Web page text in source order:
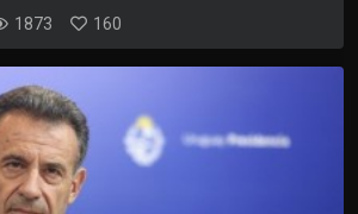
1873 160